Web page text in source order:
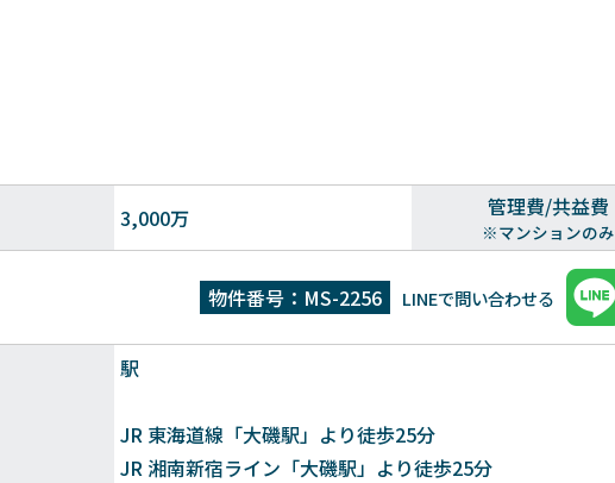
3,000万 管理費/共益費
※マンションのみ
物件番号：MS-2256 LINEで問い合わせる
駅
JR 東海道線「大磯駅」より徒歩25分
JR 湘南新宿ライン「大磯駅」より徒歩25分